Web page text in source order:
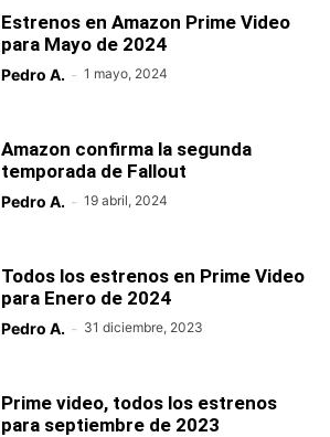
Estrenos en Amazon Prime Video
para Mayo de 2024
Pedro A. - 1 mayo, 2024
Amazon confirma la segunda
temporada de Fallout
Pedro A. - 19 abril, 2024
Todos los estrenos en Prime Video
para Enero de 2024
Pedro A. - 31 diciembre, 2023
Prime video, todos los estrenos
para septiembre de 2023